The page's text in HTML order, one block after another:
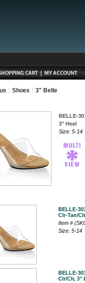
: Shoes : 3" Belle
BELLE-
3" Heel
Size: 5-14
BELLE-
Clr-Tan/
Item #
Size: 5-14
BELLE-
Clr/Clr, 3"